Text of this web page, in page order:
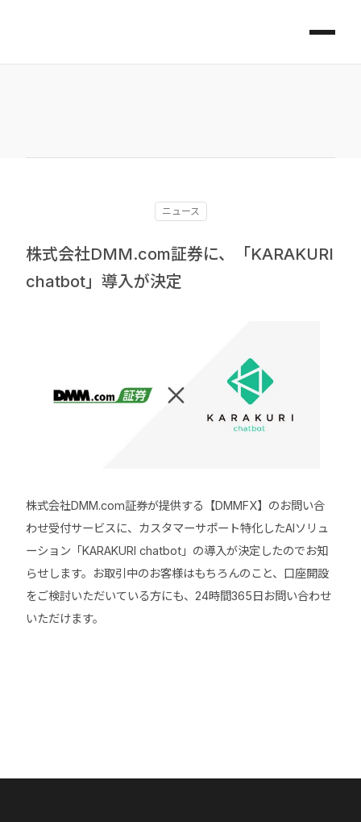
ニュース
株式会社DMM.com証券に、「KARAKURI
chatbot」導入が決定
株式会社DMM.com証券が提供する【DMMFX】のお問い合
わせ受付サービスに、カスタマーサポート特化したAIソリュ
ーション「KARAKURI chatbot」の導入が決定したのでお知
らせします。お取引中のお客様はもちろんのこと、口座開設
をご検討いただいている方にも、24時間365日お問い合わせ
いただけます。